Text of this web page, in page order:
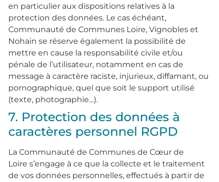
en particulier aux dispositions relatives à la
protection des données. Le cas échéant,
Communauté de Communes Loire, Vignobles et
Nohain se réserve également la possibilité de
mettre en cause la responsabilité civile et/ou
pénale de l’utilisateur, notamment en cas de
message à caractère raciste, injurieux, diffamant, ou
pornographique, quel que soit le support utilisé
(texte, photographie…).
7. Protection des données à
caractères personnel RGPD
La Communauté de Communes de Cœur de
Loire s’engage à ce que la collecte et le traitement
de vos données personnelles, effectués à partir de